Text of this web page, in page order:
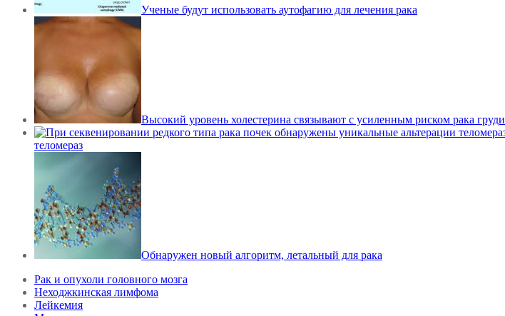
Ученые будут использовать аутофагию для лечения рака
Высокий уровень холестерина связывают с усиленным риском рака груди
теломераз
Обнаружен новый алгоритм, летальный для рака
Рак и опухоли головного мозга
Неходжкинская лимфома
Лейкемия